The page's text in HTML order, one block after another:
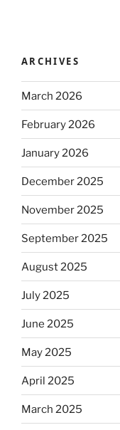
ARCHIVES
March 2026
February 2026
January 2026
December 2025
November 2025
September 2025
August 2025
July 2025
June 2025
May 2025
April 2025
March 2025